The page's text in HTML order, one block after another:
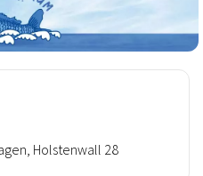
Holstenwall 28